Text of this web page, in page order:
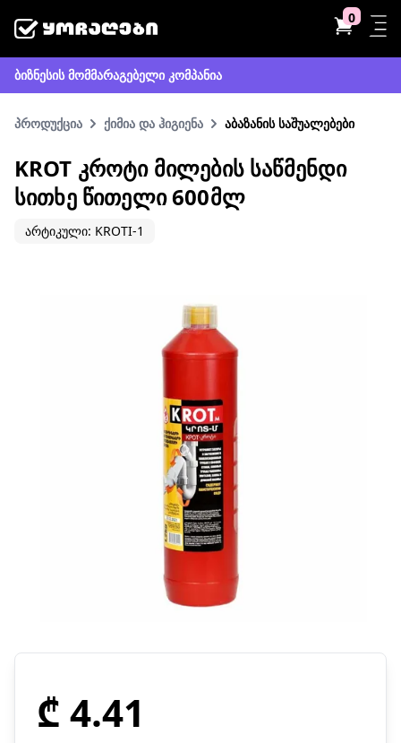
0
ბიზნესის მომმარაგებელი კომპანია
პროდუქცია ქიმია და ჰიგიენა აბაზანის საშუალებები
KROT ᲙᲠᲝᲢᲘ ᲛᲘᲚᲔᲑᲘᲡ ᲡᲐᲬᲛᲔᲜᲓᲘ
ᲡᲘᲗᲮᲔ ᲬᲘᲗᲔᲚᲘ 600ᲛᲚ
არტიკული: KROTI-1
₾ 4.41